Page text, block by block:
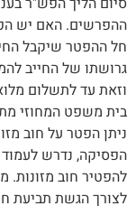
ההפרשים. האם יש
חל ההפטר שיקבל
גרושתו של החייב
וזאת עד לתשלום
בית משפט המחוזי
ניתן הפטר על חוב
הפסיקה, נדרש לעמוד
להפטיר חוב מזונות.
לצורך הגשת תביעת